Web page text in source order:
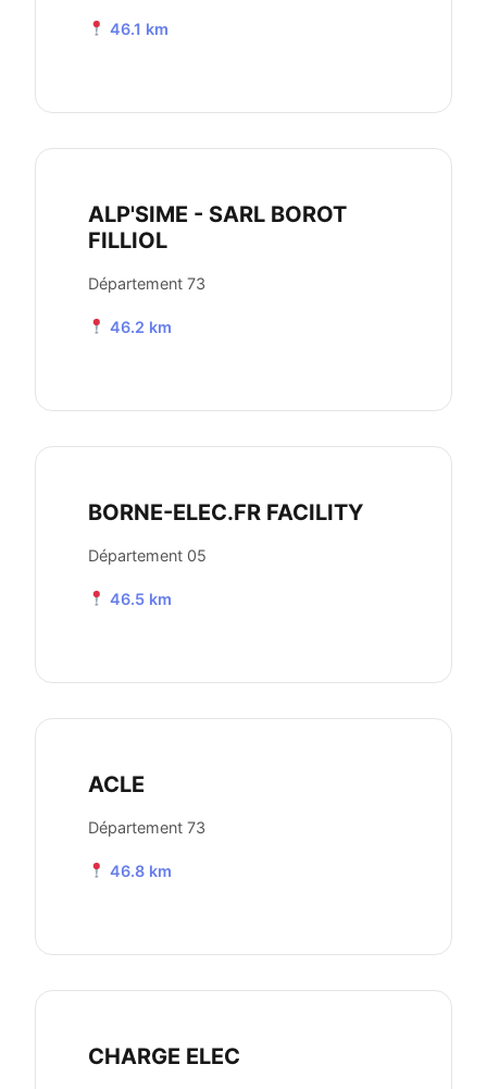
46.1 km
ALP'SIME - SARL BOROT
FILLIOL
Département 73
46.2 km
BORNE-ELEC.FR FACILITY
Département 05
46.5 km
ACLE
Département 73
46.8 km
CHARGE ELEC